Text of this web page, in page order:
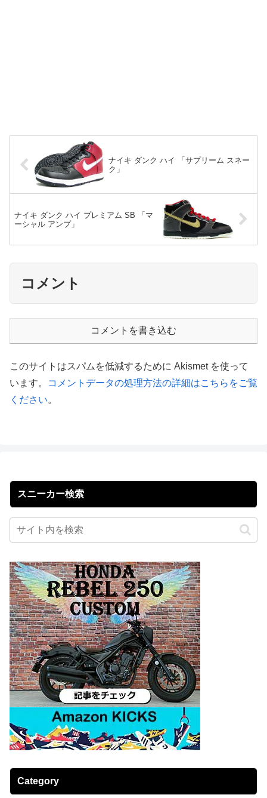
ナイキ ダンク ハイ 「サプリーム スネー
ク」
ナイキ ダンク ハイ プレミアム SB 「マ
ーシャル アンプ」
コメント
コメントを書き込む
このサイトはスパムを低減するために Akismet を使って
います。
コメントデータの処理方法の詳細はこちらをご覧
ください。
スニーカー検索
Category